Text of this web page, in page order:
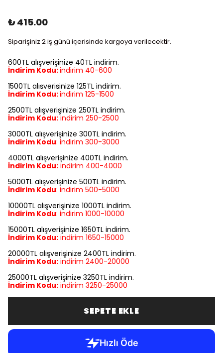
₺ 415.00
Siparişiniz 2 iş günü içerisinde kargoya verilecektir.
600TL alışverişinize 40TL indirim.
İndirim Kodu:indirim 40-600
1500TL alışverişinize 125TL indirim.
İndirim Kodu:indirim 125-1500
2500TL alışverişinize 250TL indirim.
İndirim Kodu: indirim 250-2500
3000TL alışverişinize 300TL indirim.
İndirim Kodu: indirim 300-3000
4000TL alışverişinize 400TL indirim.
İndirim Kodu: indirim 400-4000
5000TL alışverişinize 500TL indirim.
İndirim Kodu: indirim 500-5000
10000TL alışverişinize 1000TL indirim.
İndirim Kodu: indirim 1000-10000
15000TL alışverişinize 1650TL indirim.
İndirim Kodu: indirim 1650-15000
20000TL alışverişinize 2400TL indirim.
İndirim Kodu: indirim 2400-20000
25000TL alışverişinize 3250TL indirim.
İndirim Kodu: indirim 3250-25000
SEPETE EKLE